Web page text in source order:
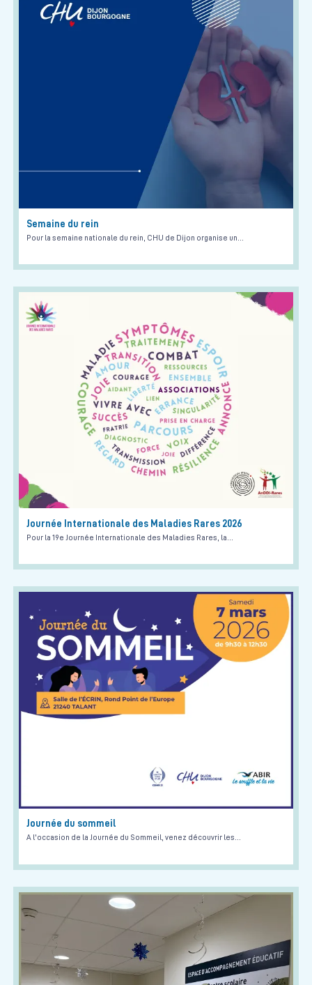
Semaine du rein
Pour la semaine nationale du rein, CHU de Dijon organise un…
Journée Internationale des Maladies Rares 2026
Pour la 19e Journée Internationale des Maladies Rares, la…
Journée du sommeil
A l'occasion de la Journée du Sommeil, venez découvrir les…